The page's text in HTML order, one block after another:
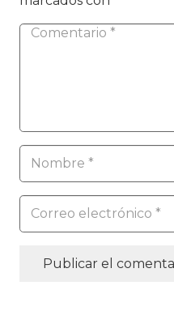
Publicar el